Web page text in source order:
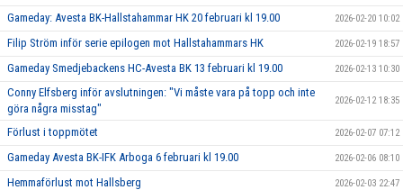
Gameday: Avesta BK-Hallstahammar HK 20 februari kl 19.00 2026-02-20 10:02
Filip Ström inför serie epilogen mot Hallstahammars HK 2026-02-19 18:57
Gameday Smedjebackens HC-Avesta BK 13 februari kl 19.00 2026-02-13 10:30
Conny Elfsberg inför avslutningen: "Vi måste vara på topp och inte
göra några misstag"
2026-02-12 18:35
Förlust i toppmötet 2026-02-07 07:12
Gameday Avesta BK-IFK Arboga 6 februari kl 19.00 2026-02-06 08:10
Hemmaförlust mot Hallsberg 2026-02-03 22:47